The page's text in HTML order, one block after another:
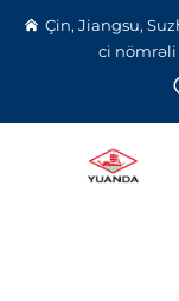
Çin, Jiangsu,
ci nömrəli